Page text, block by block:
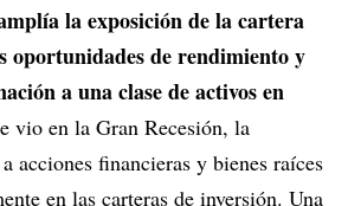
la exposición de la cartera
oportunidades de rendimiento y
a una clase de activos en
vio en la Gran Recesión, la
acciones financieras y bienes raíces
en las carteras de inversión. Una